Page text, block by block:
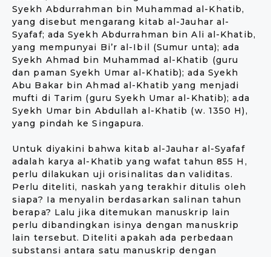
Syekh Abdurrahman bin Muhammad al-Khatib,
yang disebut mengarang kitab al-Jauhar al-
Syafaf; ada Syekh Abdurrahman bin Ali al-Khatib,
yang mempunyai Bi’r al-Ibil (Sumur unta); ada
Syekh Ahmad bin Muhammad al-Khatib (guru
dan paman Syekh Umar al-Khatib); ada Syekh
Abu Bakar bin Ahmad al-Khatib yang menjadi
mufti di Tarim (guru Syekh Umar al-Khatib); ada
Syekh Umar bin Abdullah al-Khatib (w. 1350 H),
yang pindah ke Singapura.
Untuk diyakini bahwa kitab al-Jauhar al-Syafaf
adalah karya al-Khatib yang wafat tahun 855 H,
perlu dilakukan uji orisinalitas dan validitas.
Perlu diteliti, naskah yang terakhir ditulis oleh
siapa? Ia menyalin berdasarkan salinan tahun
berapa? Lalu jika ditemukan manuskrip lain
perlu dibandingkan isinya dengan manuskrip
lain tersebut. Diteliti apakah ada perbedaan
substansi antara satu manuskrip dengan